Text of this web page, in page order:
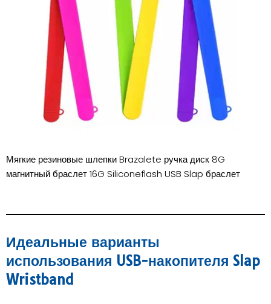
Мягкие резиновые шлепки Brazalete ручка диск 8G
магнитный браслет 16G Siliconeflash USB Slap браслет
Идеальные варианты
использования USB-накопителя Slap
Wristband